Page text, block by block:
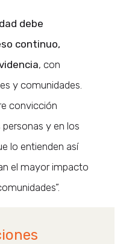
debe
continuo,
, con
y comunidades.
convicción
y en los
lo entienden así
el mayor impacto